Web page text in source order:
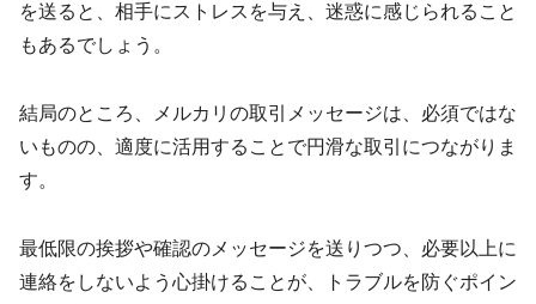
を送ると、相手にストレスを与え、迷惑に感じられること
もあるでしょう。
結局のところ、メルカリの取引メッセージは、必須ではな
いものの、適度に活用することで円滑な取引につながりま
す。
最低限の挨拶や確認のメッセージを送りつつ、必要以上に
連絡をしないよう心掛けることが、トラブルを防ぐポイン